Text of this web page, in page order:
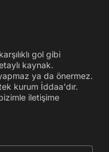
gol gibi
kaynak.
ya da önermez.
kurum İddaa'dır.
iletişime